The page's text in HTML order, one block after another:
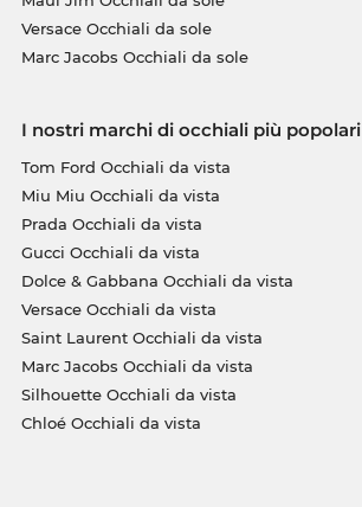
Versace Occhiali da sole
Marc Jacobs Occhiali da sole
I nostri marchi di occhiali più popolari
Tom Ford Occhiali da vista
Miu Miu Occhiali da vista
Prada Occhiali da vista
Gucci Occhiali da vista
Dolce & Gabbana Occhiali da vista
Versace Occhiali da vista
Saint Laurent Occhiali da vista
Marc Jacobs Occhiali da vista
Silhouette Occhiali da vista
Chloé Occhiali da vista